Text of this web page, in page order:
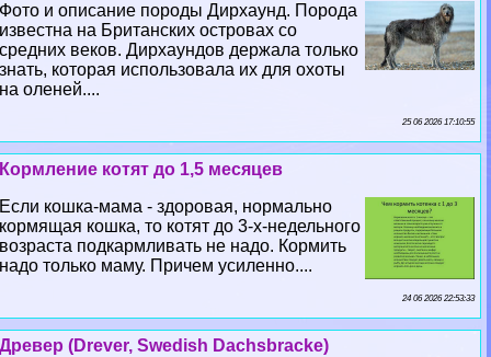
Фото и описание породы Дирхаунд. Порода
известна на Британских островах со
средних веков. Дирхаундов держала только
знать, которая использовала их для охоты
на оленей....
25 06 2026 17:10:55
Кормление котят до 1,5 месяцев
Если кошка-мама - здоровая, нормально
кормящая кошка, то котят до 3-х-недельного
возраста подкармливать не надо. Кормить
надо только маму. Причем усиленно....
24 06 2026 22:53:33
Древер (Drever, Swedish Dachsbracke)